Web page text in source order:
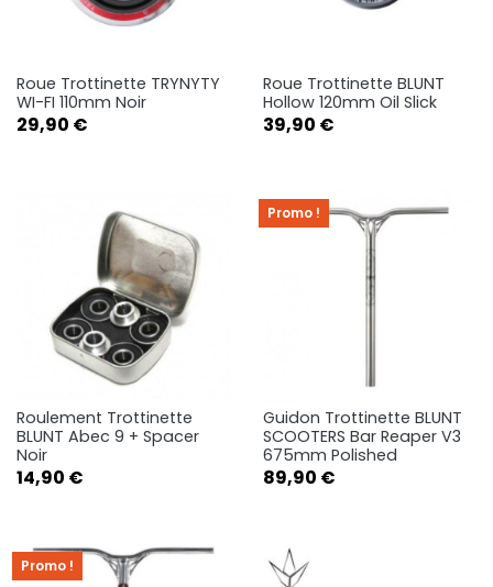
Roue Trottinette TRYNYTY
WI-FI 110mm Noir
Prix
29,90 €
Roue Trottinette BLUNT
Hollow 120mm Oil Slick
Prix
39,90 €
Roulement Trottinette
BLUNT Abec 9 + Spacer
Noir
Prix
14,90 €
Guidon Trottinette BLUNT
SCOOTERS Bar Reaper V3
675mm Polished
Prix
89,90 €
Promo !
Promo !